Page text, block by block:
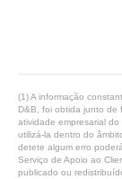
(1) A informação
D&B, foi obtida junto de
atividade empresarial
utilizá-la dentro do
detete algum erro
Serviço de Apoio ao
publicado ou